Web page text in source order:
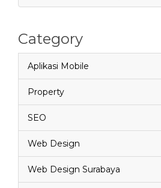
Category
Aplikasi Mobile
Property
SEO
Web Design
Web Design Surabaya